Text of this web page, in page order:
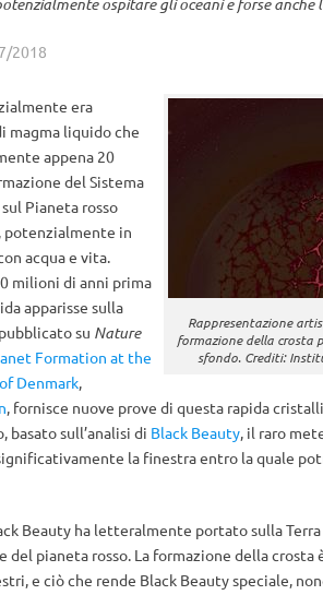
2018
Rappresentazione
formazione della crosta
sfondo. Crediti:
era
magma liquido che
appena 20
del Sistema
Pianeta rosso
potenzialmente in
acqua e vita.
milioni di anni prima
apparisse sulla
su Nature
Formation at the
Denmark,
, fornisce nuove prove di questa rapida
basato sull’analisi di Black Beauty, il raro
la finestra entro la quale
Beauty ha letteralmente portato sulla
del pianeta rosso. La formazione della crosta
e ciò che rende Black Beauty speciale,